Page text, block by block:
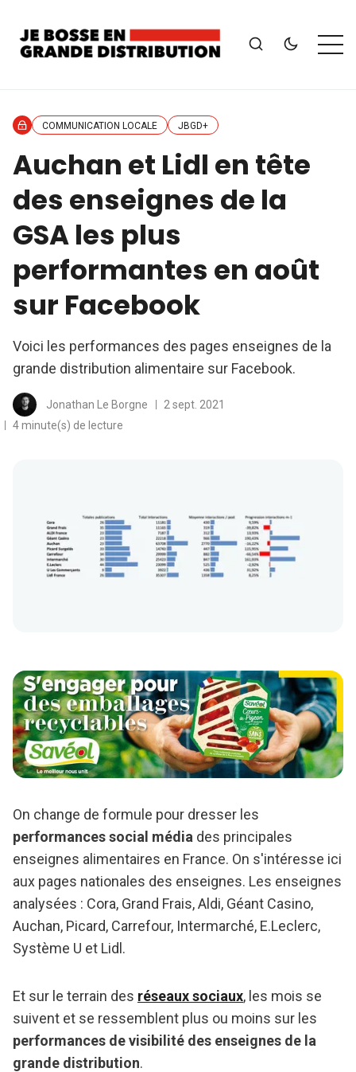
COMMUNICATION LOCALE JBGD+
Auchan et Lidl en tête
des enseignes de la
GSA les plus
performantes en août
sur Facebook
Voici les performances des pages enseignes de la
grande distribution alimentaire sur Facebook.
Jonathan Le Borgne
2 sept. 2021
4 minute(s) de lecture
On change de formule pour dresser les
performances social média des principales
enseignes alimentaires en France. On s'intéresse ici
aux pages nationales des enseignes. Les enseignes
analysées : Cora, Grand Frais, Aldi, Géant Casino,
Auchan, Picard, Carrefour, Intermarché, E.Leclerc,
Système U et Lidl.
Et sur le terrain des réseaux sociaux, les mois se
suivent et se ressemblent plus ou moins sur les
performances de visibilité des enseignes de la
grande distribution.